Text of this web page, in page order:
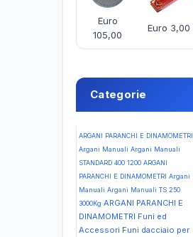
Euro
105,00
Euro 3,00
Categorie
ARGANI PARANCHI E DINAMOMETRI
Argani Manuali Argani Manuali
STANDARD 400 1200 ARGANI
PARANCHI E DINAMOMETRI Argani
Manuali Argani Manuali TS 250
3000Kg ARGANI PARANCHI E
DINAMOMETRI Funi ed
Accessori Funi dacciaio per